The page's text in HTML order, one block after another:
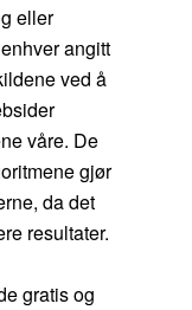
eller
angitt
ved å
våre. De
gjør
da det
resultater.
gratis og